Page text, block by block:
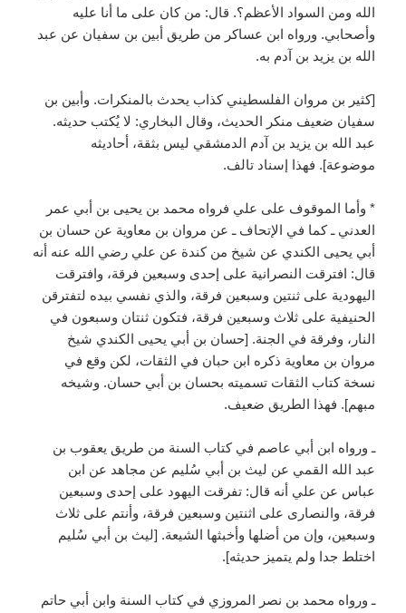
الله ومن السواد الأعظم؟. قال: من كان على ما أنا عليه
وأصحابي. ورواه ابن عساكر من طريق أبين بن سفيان عن عبد
الله بن يزيد بن آدم به.
[كثير بن مروان الفلسطيني كذاب يحدث بالمنكرات. وأبين بن
سفيان ضعيف منكر الحديث، وقال البخاري: لا يُكتب حديثه.
عبد الله بن يزيد بن آدم الدمشقي ليس بثقة، أحاديثه
موضوعة]. فهذا إسناد تالف.
* وأما الموقوف على علي فرواه محمد بن يحيى بن أبي عمر
العدني ـ كما في الإتحاف ـ عن مروان بن معاوية عن حسان بن
أبي يحيى الكندي عن شيخ من كندة عن علي رضي الله عنه أنه
قال: افترقت النصرانية على إحدى وسبعين فرقة، وافترقت
اليهودية على ثنتين وسبعين فرقة، والذي نفسي بيده لتفترقن
الحنيفية على ثلاث وسبعين فرقة، فتكون ثنتان وسبعون في
النار، وفرقة في الجنة. [حسان بن أبي يحيى الكندي شيخ
مروان بن معاوية ذكره ابن حبان في الثقات، لكن وقع في
نسخة كتاب الثقات تسميته بحسان بن أبي حسان. وشيخه
مبهم]. فهذا الطريق ضعيف.
ـ ورواه ابن أبي عاصم في كتاب السنة من طريق يعقوب بن
عبد الله القمي عن ليث بن أبي سُليم عن مجاهد عن ابن
عباس عن علي أنه قال: تفرقت اليهود على إحدى وسبعين
فرقة، والنصارى على اثنتين وسبعين فرقة، وأنتم على ثلاث
وسبعين، وإن من أضلها وأخبثها الشيعة. [ليث بن أبي سُليم
اختلط جدا ولم يتميز حديثه].
ـ ورواه محمد بن نصر المروزي في كتاب السنة وابن أبي حاتم